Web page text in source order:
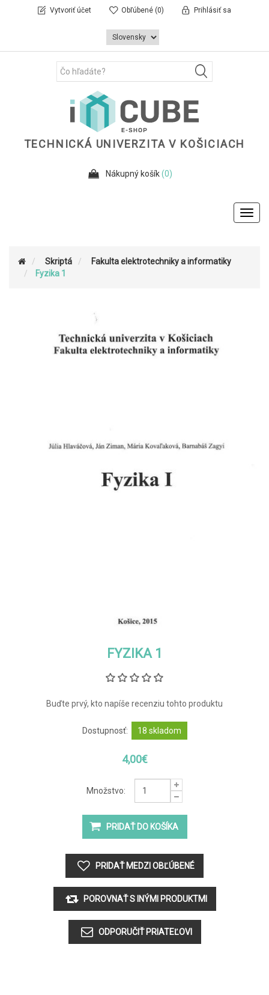
Vytvoriť účet Obľúbené (0) Prihlásiť sa
TECHNICKÁ UNIVERZITA V KOŠICIACH
Nákupný košík(0)
Skriptá
Fakulta elektrotechniky a informatiky
Fyzika 1
FYZIKA 1
Buďte prvý, kto napíše recenziu tohto produktu
Dostupnosť: 18 skladom
4,00€
Množstvo: